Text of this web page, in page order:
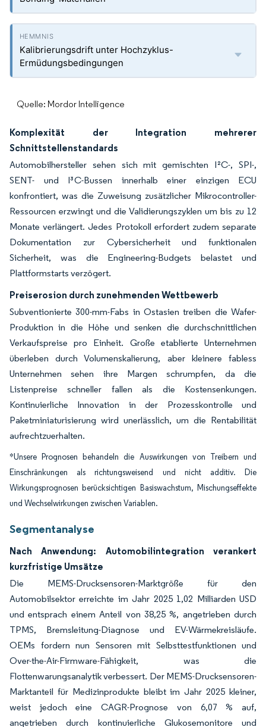
Kalibrierungsdrift unter Hochzyklus-
Ermüdungsbedingungen
Quelle: Mordor Intelligence
Komplexität der Integration mehrerer
Schnittstellenstandards
Automobilhersteller sehen sich mit gemischten I²C-, SPI-,
SENT- und I³C-Bussen innerhalb einer einzigen ECU
konfrontiert, was die Zuweisung zusätzlicher Mikrocontroller-
Ressourcen erzwingt und die Validierungszyklen um bis zu 12
Monate verlängert. Jedes Protokoll erfordert zudem separate
Dokumentation zur Cybersicherheit und funktionalen
Sicherheit, was die Engineering-Budgets belastet und
Plattformstarts verzögert.
Preiserosion durch zunehmenden Wettbewerb
Subventionierte 300-mm-Fabs in Ostasien treiben die Wafer-
Produktion in die Höhe und senken die durchschnittlichen
Verkaufspreise pro Einheit. Große etablierte Unternehmen
überleben durch Volumenskalierung, aber kleinere fabless
Unternehmen sehen ihre Margen schrumpfen, da die
Listenpreise schneller fallen als die Kostensenkungen.
Kontinuierliche Innovation in der Prozesskontrolle und
Paketminiaturisierung wird unerlässlich, um die Rentabilität
aufrechtzuerhalten.
*Unsere Prognosen behandeln die Auswirkungen von Treibern und
Einschränkungen als richtungsweisend und nicht additiv. Die
Wirkungsprognosen berücksichtigen Basiswachstum, Mischungseffekte
und Wechselwirkungen zwischen Variablen.
Segmentanalyse
Nach Anwendung: Automobilintegration verankert
kurzfristige Umsätze
Die MEMS-Drucksensoren-Marktgröße für den
Automobilsektor erreichte im Jahr 2025 1,02 Milliarden USD
und entsprach einem Anteil von 38,25 %, angetrieben durch
TPMS, Bremsleitung-Diagnose und EV-Wärmekreisläufe.
OEMs fordern nun Sensoren mit Selbsttestfunktionen und
Over-the-Air-Firmware-Fähigkeit, was die
Flottenwarungsanalytik verbessert. Der MEMS-Drucksensoren-
Marktanteil für Medizinprodukte bleibt im Jahr 2025 kleiner,
weist jedoch eine CAGR-Prognose von 6,07 % auf,
angetrieben durch kontinuierliche Glukosemonitore und